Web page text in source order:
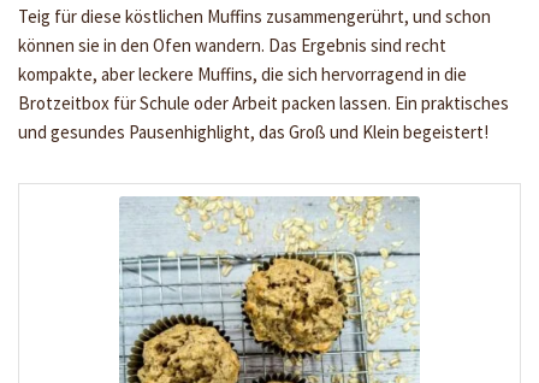
Teig für diese köstlichen Muffins zusammengerührt, und schon
können sie in den Ofen wandern. Das Ergebnis sind recht
kompakte, aber leckere Muffins, die sich hervorragend in die
Brotzeitbox für Schule oder Arbeit packen lassen. Ein praktisches
und gesundes Pausenhighlight, das Groß und Klein begeistert!